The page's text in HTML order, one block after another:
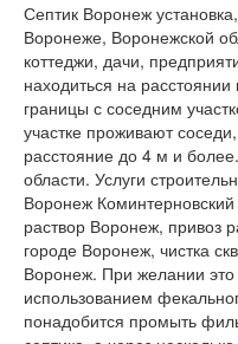
Септик Воронеж
Воронеже, Воронежской
коттеджи, дачи,
находиться на
границы с соседним
участке проживают
расстояние до 4 м и
области. Услуги
Воронеж
раствор Воронеж, привоз
городе Воронеж, чистка
Воронеж. При желании
использованием
понадобится промыть